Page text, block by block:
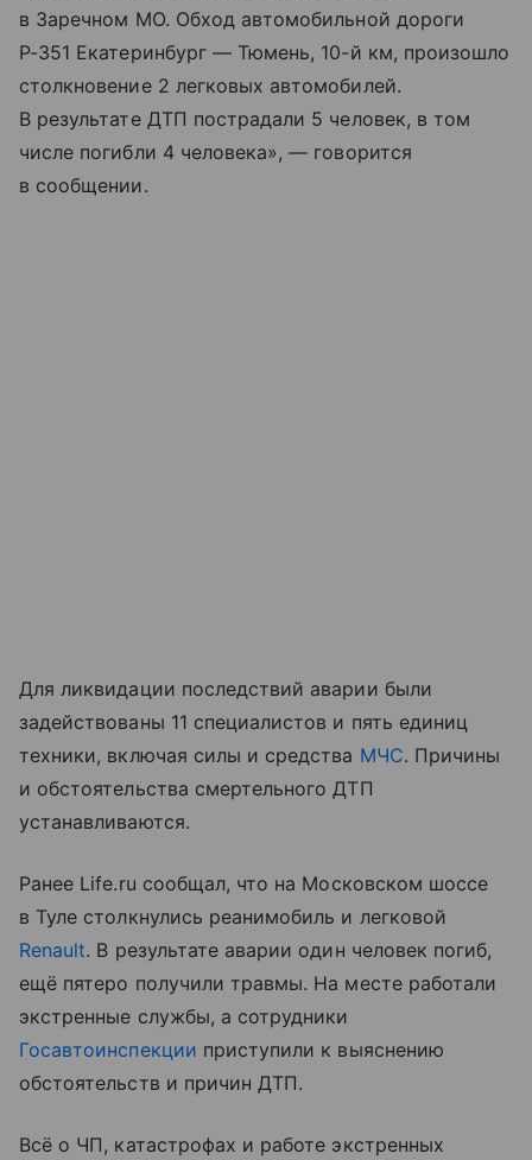
в Заречном МО. Обход автомобильной дороги
Р-351 Екатеринбург — Тюмень, 10-й км, произошло
столкновение 2 легковых автомобилей.
В результате ДТП пострадали 5 человек, в том
числе погибли 4 человека», — говорится
в сообщении.
Для ликвидации последствий аварии были
задействованы 11 специалистов и пять единиц
техники, включая силы и средства МЧС. Причины
и обстоятельства смертельного ДТП
устанавливаются.
Ранее Life.ru сообщал, что на Московском шоссе
в Туле столкнулись реанимобиль и легковой
Renault. В результате аварии один человек погиб,
ещё пятеро получили травмы. На месте работали
экстренные службы, а сотрудники
Госавтоинспекции приступили к выяснению
обстоятельств и причин ДТП.
Всё о ЧП, катастрофах и работе экстренных